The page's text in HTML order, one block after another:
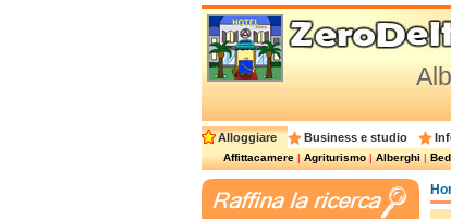
Alloggiare Business e studio
Affittacamere|Agriturismo|Alberghi|